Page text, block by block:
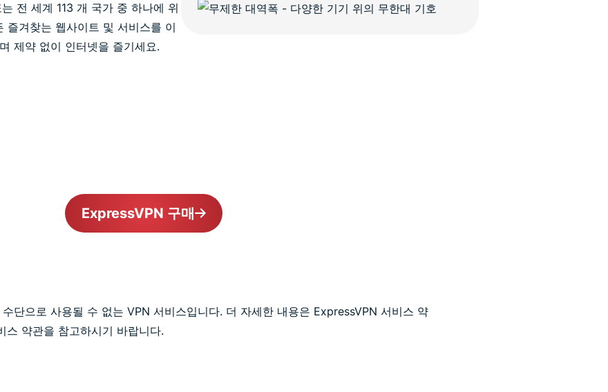
는 전 세계 113 개 국가 중 하나에 위
즐겨찾는 웹사이트 및 서비스를 이
제약 없이 인터넷을 즐기세요.
ExpressVPN 구매
단으로 사용될 수 없는 VPN 서비스입니다. 더 자세한 내용은 ExpressVPN 서비스 약
스 약관을 참고하시기 바랍니다.